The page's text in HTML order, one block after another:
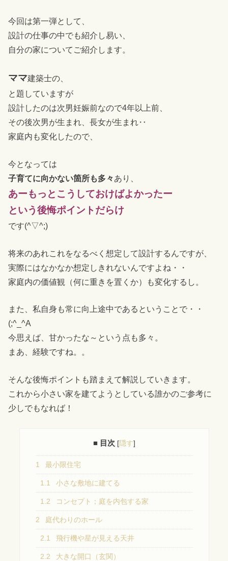
今回は第一弾として、
設計の仕事の中でも紹介し易い、
自分の家についてご紹介します。
ママ建築士の、
と題していますが
設計したのは次男妊娠前なので4年以上前、
その後次男が生まれ、長女が生まれ‥
家庭内も変化したので、
今となっては
子育てに向かない箇所も多々あり、
あーもっとこうしておけばよかったー
という後悔ポイントだらけ
です(^▽^;)
将来のあれこれをなるべく想定して設計するんですが、
実際にはなかなか想定しきれないんですよね・・
家庭内の価値観（何に重きを置くか）も変化するし。
また、私自身も常に向上途中であるということで・・
(;^_^A
今思えば、甘かったな～という点も多々。
まあ、経験ですね。。
そんな後悔ポイントも踏まえて解説していきます。
これから小さい家を建てようとしている誰かのご参考に
少しでもなれば！
■ 目次 [隠す]
1 最小限住宅
1.1 小さな敷地に建てる
1.2 コンセプト；庭を内包する家
2 庭代わりのホール
2.1 飛行機や星が見える天井
2.2 大きな開口（玄関）